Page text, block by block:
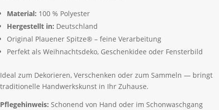
Material: 100 % Polyester
Hergestellt in: Deutschland
Original Plauener Spitze® – feine Verarbeitung
Perfekt als Weihnachtsdeko, Geschenkidee oder Fensterbild
Ideal zum Dekorieren, Verschenken oder zum Sammeln — bringt
traditionelle Handwerkskunst in Ihr Zuhause.
Pflegehinweis: Schonend von Hand oder im Schonwaschgang